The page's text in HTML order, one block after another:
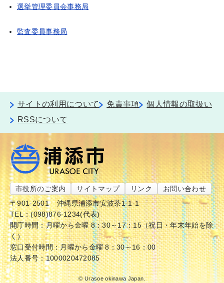
選挙管理委員会事務局
監査委員事務局
サイトの利用について 免責事項
個人情報の取扱い
RSSについて
市役所のご案内 サイトマップ リンク
お問い合わせ
〒901-2501
沖縄県浦添市安波茶1-1-1
TEL：(098)876-1234(代表)
開庁時間：月曜から金曜 8：30～17：15（祝日・年末年始を除
く）
窓口受付時間：月曜から金曜 8：30～16：00
法人番号：1000020472085
© Urasoe okinawa Japan.